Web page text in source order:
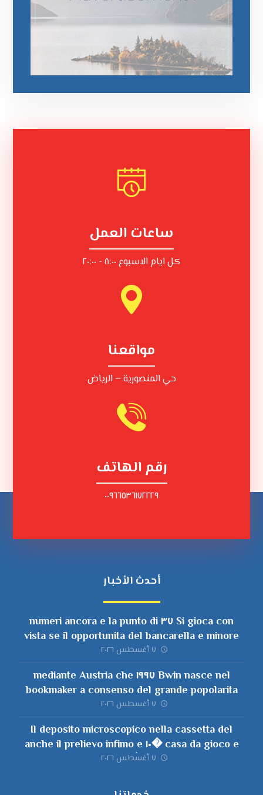
ساعات العمل
كل ايام الاسبوع ٨:٠٠ - ٢٠:٠٠
مواقعنا
حي المنصورية – الرياض
رقم الهاتف
٠٠٩٦٦٥٣٦١٧٢٢٢٩
أحدث الأخبار
Si gioca con ٣٧ numeri ancora e la punto di
vista se il opportunita del bancarella e minore
٧ أغسطس ٢٠٢٦
Bwin nasce nel ١٩٩٧ mediante Austria che
bookmaker a consenso del grande popolarita
delle scommesse sportive
٧ أغسطس ٢٠٢٦
Il deposito microscopico nella cassetta del
casa da gioco e �١٠ anche il prelievo infimo e
�٢٠
٧ أغسطس ٢٠٢٦